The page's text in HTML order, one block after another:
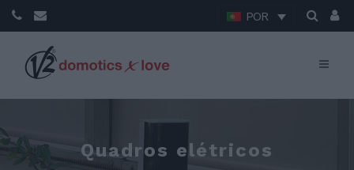
POR
Quadros elétricos